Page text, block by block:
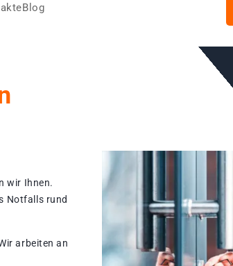
Blog
wir Ihnen.
Notfalls rund
arbeiten an